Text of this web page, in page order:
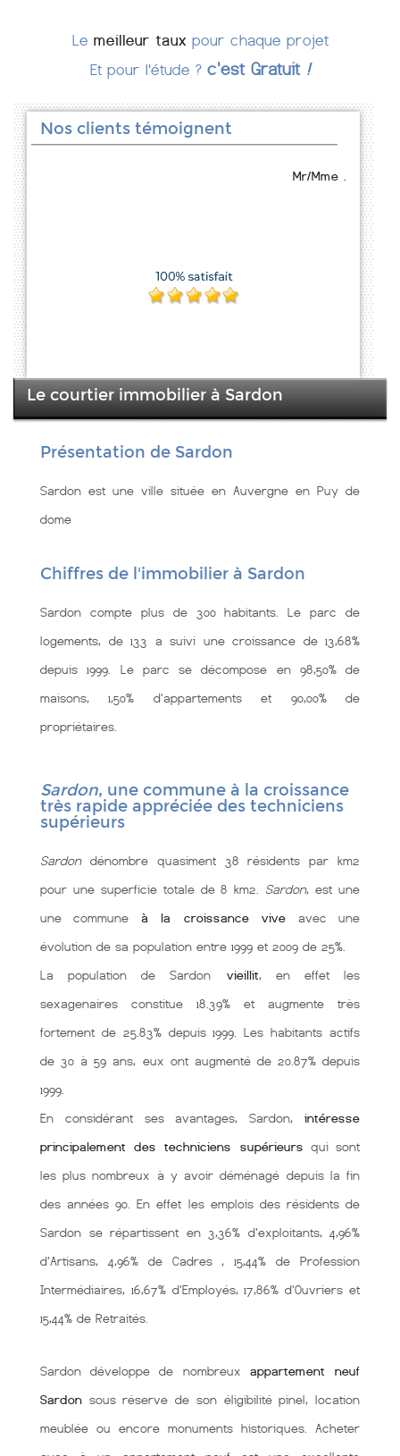
Le meilleur taux pour chaque projet
Et pour l'étude ? c'est Gratuit !
Nos clients témoignent
Mr/Mme .
Le courtier immobilier à Sardon
Présentation de Sardon
Sardon est une ville située en Auvergne en Puy de
dome
Chiffres de l'immobilier à Sardon
Sardon compte plus de 300 habitants. Le parc de
logements, de 133 a suivi une croissance de 13,68%
depuis 1999. Le parc se décompose en 98,50% de
maisons, 1,50% d'appartements et 90,00% de
propriétaires.
Sardon, une commune à la croissance
très rapide appréciée des techniciens
supérieurs
Sardondénombre quasiment 38 résidents par km2
pour une superficie totale de 8 km2. Sardon, est une
une commune à la croissance vive avec une
évolution de sa population entre 1999 et 2009 de 25%.
La population de Sardon vieillit, en effet les
sexagenaires constitue 18.39% et augmente très
fortement de 25.83% depuis 1999. Les habitants actifs
de 30 à 59 ans, eux ont augmenté de 20.87% depuis
1999.
En considérant ses avantages, Sardon, intéresse
principalement des techniciens supérieurs qui sont
les plus nombreux à y avoir déménagé depuis la fin
des années 90. En effet les emplois des résidents de
Sardon se répartissent en 3,36% d'exploitants, 4,96%
d'Artisans, 4,96% de Cadres , 15,44% de Profession
Intermédiaires, 16,67% d'Employés, 17,86% d'Ouvriers et
15,44% de Retraités.
Sardon développe de nombreux appartement neuf
Sardon sous réserve de son éligibilité pinel, location
meublée ou encore monuments historiques. Acheter